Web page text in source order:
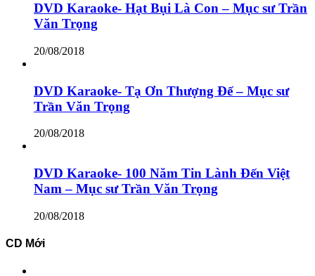
DVD Karaoke- Hạt Bụi Là Con – Mục sư Trần
Văn Trọng
20/08/2018
DVD Karaoke- Tạ Ơn Thượng Đế – Mục sư
Trần Văn Trọng
20/08/2018
DVD Karaoke- 100 Năm Tin Lành Đến Việt
Nam – Mục sư Trần Văn Trọng
20/08/2018
CD Mới